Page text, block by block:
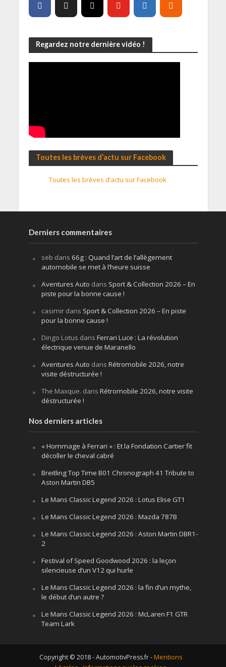
Regardez notre dernière vidéo !
Toutes les brèves d’actu sur Facebook
Toutes les brèves d’actu sur Facebook
Derniers commentaires
seb dans 66g : Quand l’art de l’allègement
automobile se met à l’heure suisse
Aventures Auto dans Sport & Collection 2026 – En
piste pour la bonne cause !
casimirdans Sport & Collection 2026 – En piste
pour la bonne cause !
Dingo Lotus dans Ferrari Luce : La révolution
électrique venue de Maranello
Aventures Auto dans Rétromobile 2026, notre
visite déstructurée !
The Maxque. dans Rétromobile 2026, notre visite
déstructurée !
Nos derniers articles
« Hommage à Ferrari » : Et la Fondation Cartier fit
décoller le cheval cabré
Breitling Top Time B01 Chronograph 41 Tribute to
Aston Martin DB5
Le Mans Classic Legend 2026 : Lotus Elise GT1
Le Mans Classic Legend 2026 : Mazda 787B
Le Mans Classic Legend 2026 : Aston Martin DBR1-
2
Festival of Speed Goodwood 2026 : la leçon
silencieuse d’un V12 qui hurle
Le Mans Classic Legend 2026 : la fin d’un mythe,
le début d’un autre ?
Le Mans Classic Legend 2026 : McLaren F1 GTR
Team Lark
Copyright © 2018 - AutomotivPress.fr -Mentions